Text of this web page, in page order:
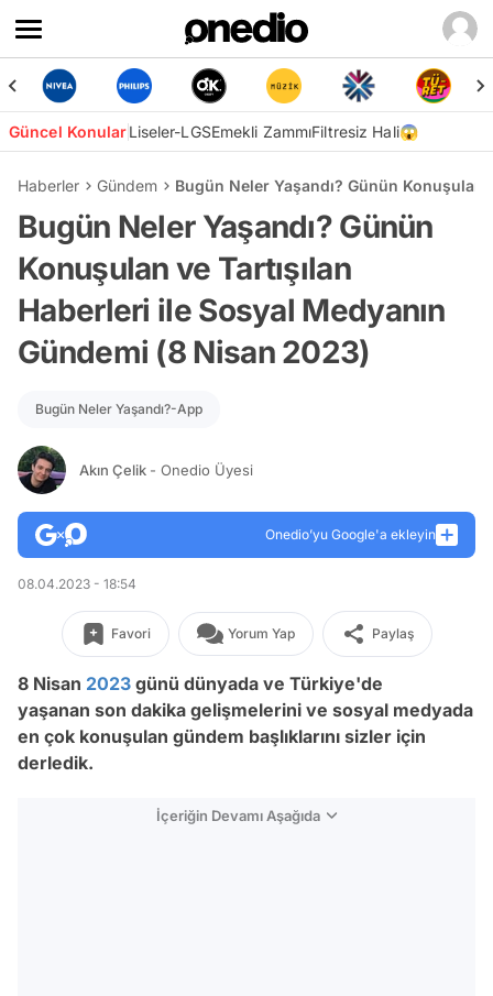
Güncel KonularLiseler-LGSEmekli ZammıFiltresiz Hali😱
Haberler Gündem Bugün Neler Yaşandı? Günün
Bugün Neler Yaşandı? Günün
Konuşulan ve Tartışılan
Haberleri ile Sosyal Medyanın
Gündemi (8 Nisan 2023)
Bugün Neler Yaşandı?-App
Akın Çelik - Onedio Üyesi
Onedio’yu Google'a ekleyin
08.04.2023 - 18:54
Favori Yorum Yap Paylaş
8 Nisan 2023 günü dünyada ve Türkiye'de
yaşanan son dakika gelişmelerini ve sosyal medyada
en çok konuşulan gündem başlıklarını sizler için
derledik.
İçeriğin Devamı Aşağıda